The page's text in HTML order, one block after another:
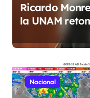
Ricardo
la UNAM
normalidad e
semestre
Nacional